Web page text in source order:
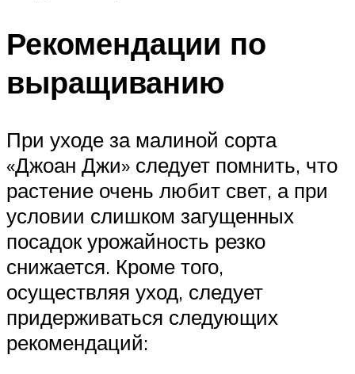
Рекомендации по
выращиванию
При уходе за малиной сорта
«Джоан Джи» следует помнить, что
растение очень любит свет, а при
условии слишком загущенных
посадок урожайность резко
снижается. Кроме того,
осуществляя уход, следует
придерживаться следующих
рекомендаций: